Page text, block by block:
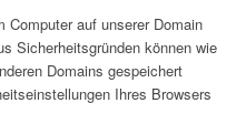
Computer auf unserer Domain
Sicherheitsgründen können wie
Domains gespeichert
Ihres Browsers